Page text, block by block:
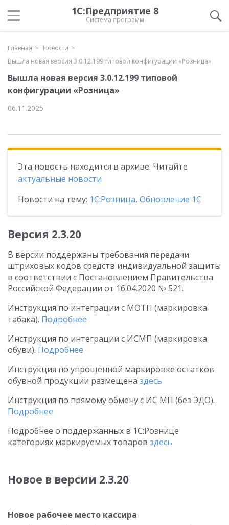
1С:Предприятие 8
Система программ
Главная
Новости
Вышла новая версия 3.0.12.199 типовой конфигурации «Розница»
Вышла новая версия 3.0.12.199 типовой
конфигурации «Розница»
06.11.2025
Эта новость находится в архиве. Читайте
актуальные новости
Новости на тему: 1С:Розница, Обновление 1С
Версия 2.3.20
В версии поддержаны требования передачи
штриховых кодов средств индивидуальной защиты
в соответствии с Постановлением Правительства
Российской Федерации от 16.04.2020 № 521.
Инструкция по интеграции с МОТП (маркировка
табака). Подробнее
Инструкция по интеграции с ИСМП (маркировка
обуви). Подробнее
Инструкция по упрощенной маркировке остатков
обувной продукции размещена здесь
Инструкция по прямому обмену с ИС МП (без ЭДО).
Подробнее
Подробнее о поддержанных в 1С:Рознице
категориях маркируемых товаров здесь
Новое в версии 2.3.20
Новое рабочее место кассира